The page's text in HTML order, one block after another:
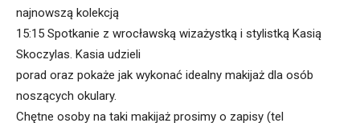
najnowszą kolekcją
15:15 Spotkanie z wrocławską wizażystką i stylistką Kasią
Skoczylas. Kasia udzieli
porad oraz pokaże jak wykonać idealny makijaż dla osób
noszących okulary.
Chętne osoby na taki makijaż prosimy o zapisy (tel